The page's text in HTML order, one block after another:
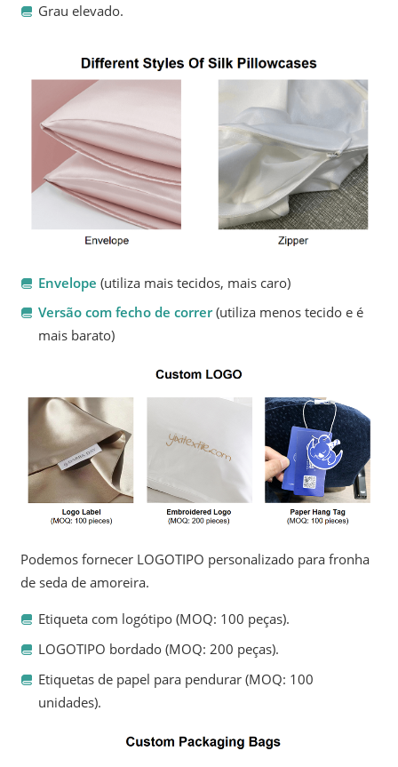
Grau elevado.
Envelope (utiliza mais tecidos, mais caro)
Versão com fecho de correr(utiliza menos tecido e é
mais barato)
Podemos fornecer LOGOTIPO personalizado para fronha
de seda de amoreira.
Etiqueta com logótipo (MOQ: 100 peças).
LOGOTIPO bordado (MOQ: 200 peças).
Etiquetas de papel para pendurar (MOQ: 100
unidades).